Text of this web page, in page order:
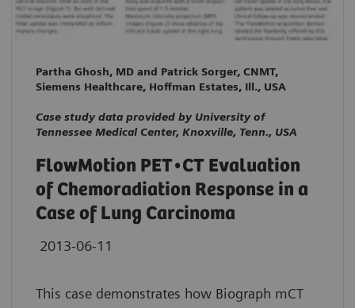
Partha Ghosh, MD and Patrick Sorger, CNMT,
Siemens Healthcare, Hoffman Estates, Ill., USA
Case study data provided by University of
Tennessee Medical Center, Knoxville, Tenn., USA
FlowMotion PET•CT Evaluation
of Chemoradiation Response in a
Case of Lung Carcinoma
2013-06-11
This case demonstrates how Biograph mCT